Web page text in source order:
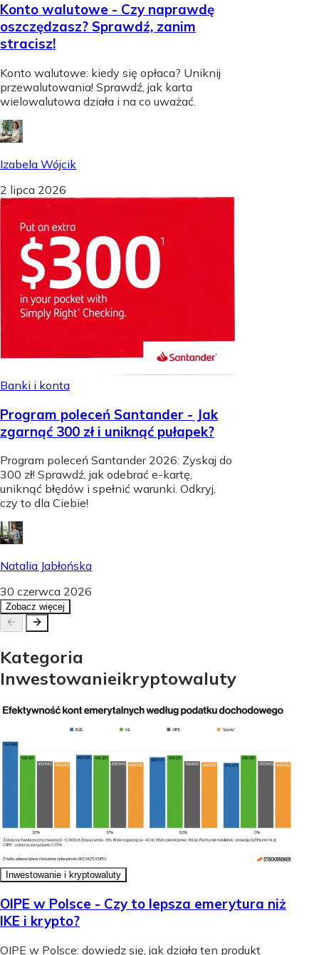
Konto walutowe - Czy naprawdę
oszczędzasz? Sprawdź, zanim
stracisz!
Konto walutowe: kiedy się opłaca? Uniknij
przewalutowania! Sprawdź, jak karta
wielowalutowa działa i na co uważać.
Izabela Wójcik
2 lipca 2026
Banki i konta
Program poleceń Santander - Jak
zgarnąć 300 zł i uniknąć pułapek?
Program poleceń Santander 2026: Zyskaj do
300 zł! Sprawdź, jak odebrać e-kartę,
uniknąć błędów i spełnić warunki. Odkryj,
czy to dla Ciebie!
Natalia Jabłońska
30 czerwca 2026
Zobacz więcej
Kategoria
Inwestowanieikryptowaluty
Inwestowanie i kryptowaluty
OIPE w Polsce - Czy to lepsza emerytura niż
IKE i krypto?
OIPE w Polsce: dowiedz się, jak działa ten produkt